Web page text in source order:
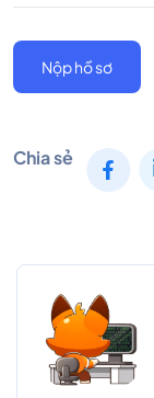
Nộp hồ sơ
Chia sẻ